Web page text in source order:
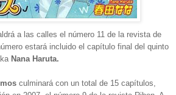
a las calles el número 11 de la revista de
estará incluido el capítulo final del quinto
Nana Haruta.
culminará con un total de 15 capítulos,